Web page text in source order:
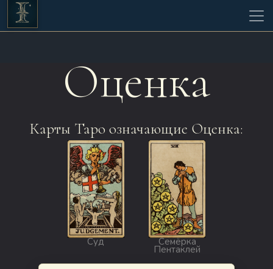
Оценка
Карты Таро означающие Оценка:
Суд Семёрка
Пентаклей